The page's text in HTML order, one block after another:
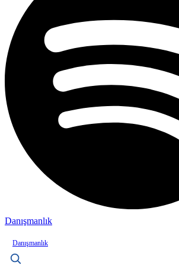
Danışmanlık
Danışmanlık